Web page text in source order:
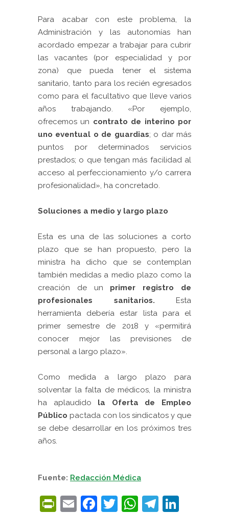
Para acabar con este problema, la
Administración y las autonomías han
acordado empezar a trabajar para cubrir
las vacantes (por especialidad y por
zona) que pueda tener el sistema
sanitario, tanto para los recién egresados
como para el facultativo que lleve varios
años trabajando. «Por ejemplo,
ofrecemos un contrato de interino por
uno eventual o de guardias; o dar más
puntos por determinados servicios
prestados; o que tengan más facilidad al
acceso al perfeccionamiento y/o carrera
profesionalidad», ha concretado.
Soluciones a medio y largo plazo
Esta es una de las soluciones a corto
plazo que se han propuesto, pero la
ministra ha dicho que se contemplan
también medidas a medio plazo como la
creación de un primer registro de
profesionales sanitarios. Esta
herramienta debería estar lista para el
primer semestre de 2018 y «permitirá
conocer mejor las previsiones de
personal a largo plazo».
Como medida a largo plazo para
solventar la falta de médicos, la ministra
ha aplaudido la Oferta de Empleo
Público pactada con los sindicatos y que
se debe desarrollar en los próximos tres
años.
Fuente: Redacción Médica
PrintFriendly
EmailFacebook
Twitter
WhatsApp